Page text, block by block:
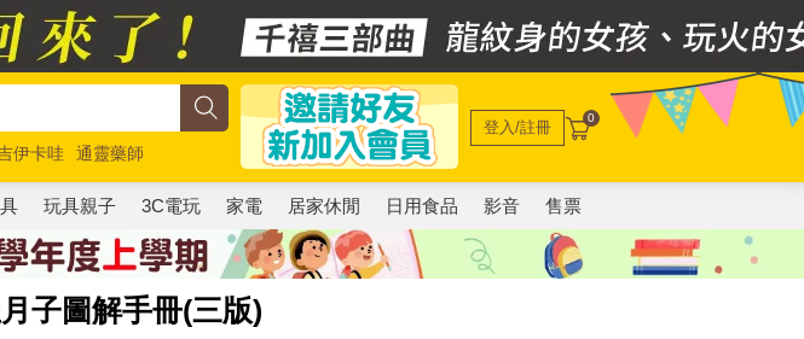
伊卡哇
通靈藥師
慢跑
登入/註冊 0
玩具親子 3C電玩 家電 居家休閒 日用食品 影音 售票
子圖解手冊(三版)